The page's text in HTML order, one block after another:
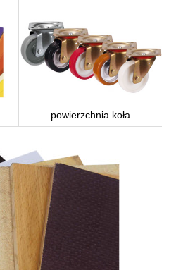
powierzchnia koła